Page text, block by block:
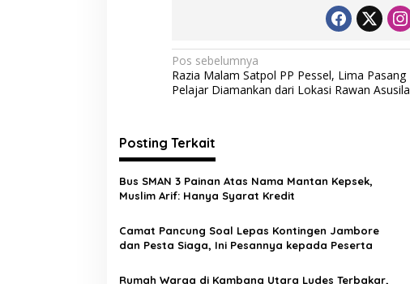
N
a
i
g
a
s
i
p
Pos sebelumnya
Razia Malam Satpol PP Pessel, Lima Pasang
Pelajar Diamankan dari Lokasi Rawan Asusila
Posting Terkait
Bus SMAN 3 Painan Atas Nama Mantan Kepsek,
Muslim Arif: Hanya Syarat Kredit
Camat Pancung Soal Lepas Kontingen Jambore
dan Pesta Siaga, Ini Pesannya kepada Peserta
Rumah Warga di Kambang Utara Ludes Terbakar,